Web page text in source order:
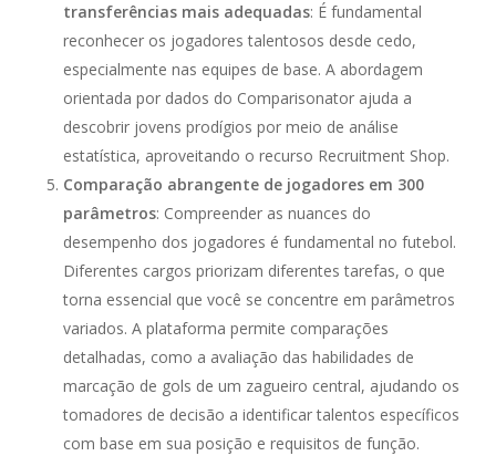
transferências mais adequadas: É fundamental
reconhecer os jogadores talentosos desde cedo,
especialmente nas equipes de base. A abordagem
orientada por dados do Comparisonator ajuda a
descobrir jovens prodígios por meio de análise
estatística, aproveitando o recurso Recruitment Shop.
Comparação abrangente de jogadores em 300
parâmetros: Compreender as nuances do
desempenho dos jogadores é fundamental no futebol.
Diferentes cargos priorizam diferentes tarefas, o que
torna essencial que você se concentre em parâmetros
variados. A plataforma permite comparações
detalhadas, como a avaliação das habilidades de
marcação de gols de um zagueiro central, ajudando os
tomadores de decisão a identificar talentos específicos
com base em sua posição e requisitos de função.